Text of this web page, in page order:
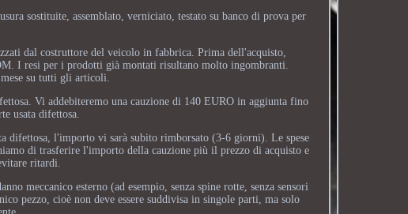
sostituite, assemblato, verniciato, testato su banco di prova per
dal costruttore del veicolo in fabbrica. Prima dell'acquisto,
I resi per i prodotti già montati risultano molto ingombranti.
su tutti gli articoli.
Vi addebiteremo una cauzione di 140 EURO in aggiunta fino
usata difettosa.
difettosa, l'importo vi sarà subito rimborsato (3-6 giorni). Le spese
di trasferire l'importo della cauzione più il prezzo di acquisto e
ritardi.
meccanico esterno (ad esempio, senza spine rotte, senza sensori
pezzo, cioè non deve essere suddivisa in singole parti, ma solo